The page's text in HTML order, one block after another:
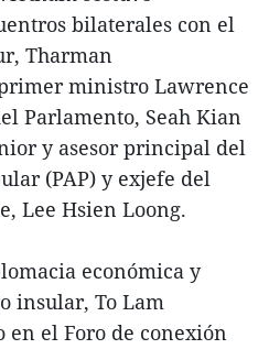
bilaterales con el
Tharman
ministro Lawrence
Parlamento, Seah Kian
y asesor principal del
(PAP) y exjefe del
Lee Hsien Loong.
económica y
insular, To Lam
el Foro de conexión